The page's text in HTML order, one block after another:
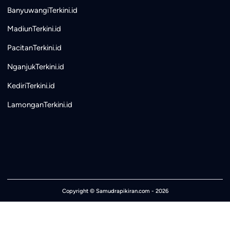
BanyuwangiTerkini.id
MadiunTerkini.id
PacitanTerkini.id
NganjukTerkini.id
KediriTerkini.id
LamonganTerkini.id
Copyright © Samudrapikiran.com - 2026